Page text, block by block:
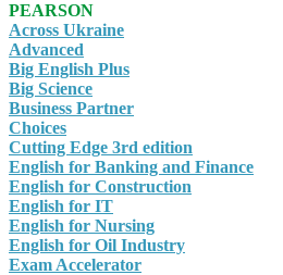
PEARSON
Across Ukraine
Advanced
Big English Plus
Big Science
Business Partner
Choices
Cutting Edge 3rd edition
English for Banking and Finance
English for Construction
English for IT
English for Nursing
English for Oil Industry
Exam Accelerator